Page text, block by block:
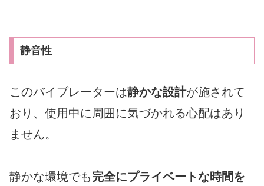
静音性
このバイブレーターは静かな設計が施されて
おり、使用中に周囲に気づかれる心配はあり
ません。
静かな環境でも完全にプライベートな時間を